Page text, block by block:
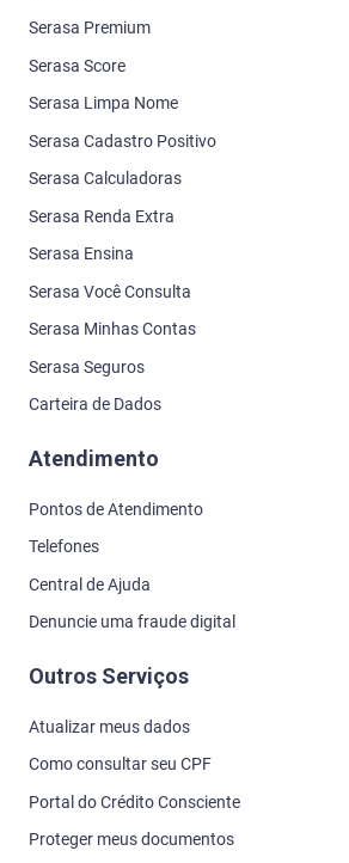
Serasa Premium
Serasa Score
Serasa Limpa Nome
Serasa Cadastro Positivo
Serasa Calculadoras
Serasa Renda Extra
Serasa Ensina
Serasa Você Consulta
Serasa Minhas Contas
Serasa Seguros
Carteira de Dados
Atendimento
Pontos de Atendimento
Telefones
Central de Ajuda
Denuncie uma fraude digital
Outros Serviços
Atualizar meus dados
Como consultar seu CPF
Portal do Crédito Consciente
Proteger meus documentos